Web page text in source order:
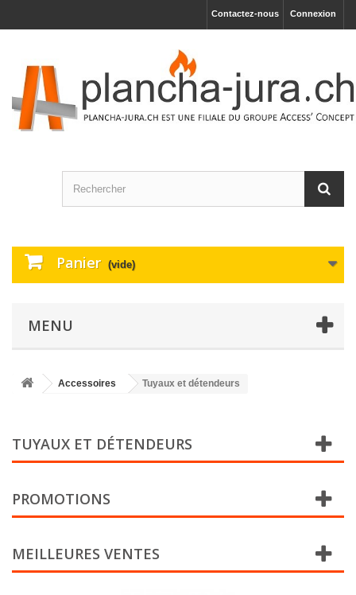
Connexion
Contactez-nous
Panier (vide)
MENU
Accessoires Tuyaux et détendeurs
TUYAUX ET DÉTENDEURS
PROMOTIONS
MEILLEURES VENTES